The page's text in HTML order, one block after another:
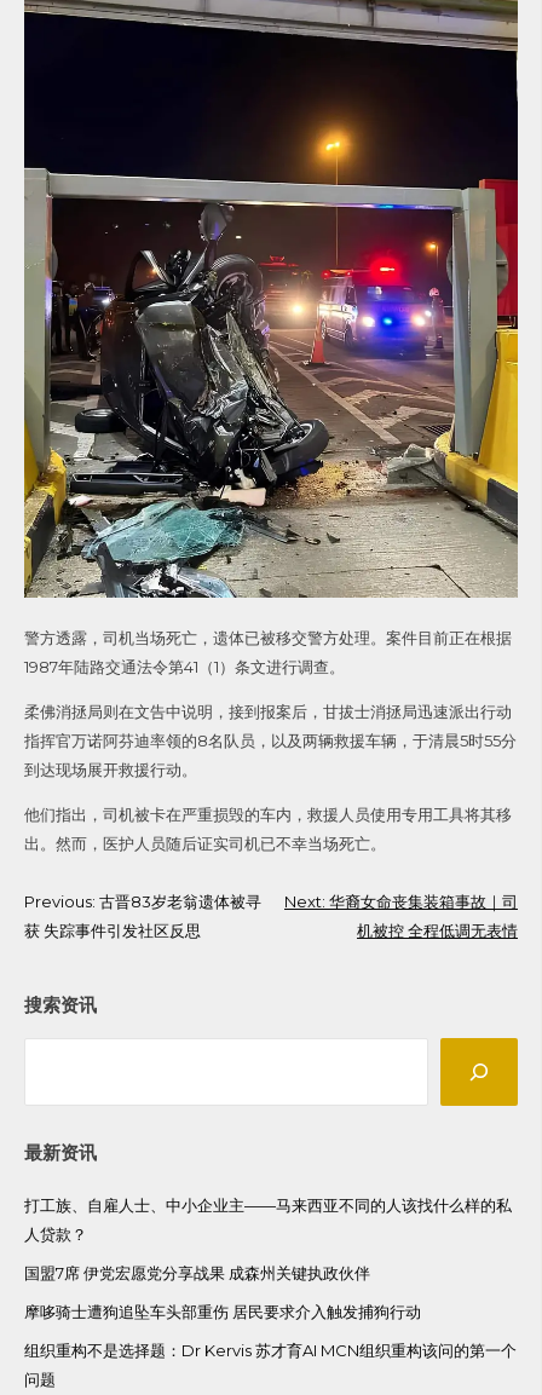
警方透露，司机当场死亡，遗体已被移交警方处理。案件目前正在根据
1987年陆路交通法令第41（1）条文进行调查。
柔佛消拯局则在文告中说明，接到报案后，甘拔士消拯局迅速派出行动
指挥官万诺阿芬迪率领的8名队员，以及两辆救援车辆，于清晨5时55分
到达现场展开救援行动。
他们指出，司机被卡在严重损毁的车内，救援人员使用专用工具将其移
出。然而，医护人员随后证实司机已不幸当场死亡。
Post
navigation
Previous: 古晋83岁老翁遗体被寻
获 失踪事件引发社区反思
Next: 华裔女命丧集装箱事故｜司
机被控 全程低调无表情
搜索资讯
最新资讯
打工族、自雇人士、中小企业主——马来西亚不同的人该找什么样的私
人贷款？
国盟7席 伊党宏愿党分享战果 成森州关键执政伙伴
摩哆骑士遭狗追坠车头部重伤 居民要求介入触发捕狗行动
组织重构不是选择题：Dr Kervis 苏才育AI MCN组织重构该问的第一个
问题